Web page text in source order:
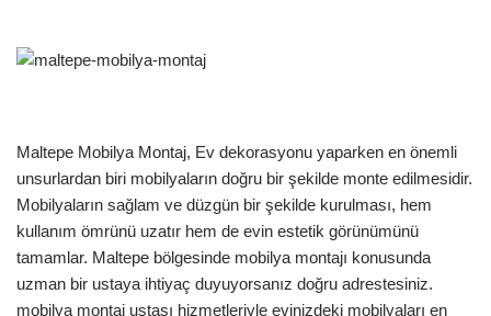
Maltepe Mobilya Montaj, Ev dekorasyonu yaparken en önemli
unsurlardan biri mobilyaların doğru bir şekilde monte edilmesidir.
Mobilyaların sağlam ve düzgün bir şekilde kurulması, hem
kullanım ömrünü uzatır hem de evin estetik görünümünü
tamamlar. Maltepe bölgesinde mobilya montajı konusunda
uzman bir ustaya ihtiyaç duyuyorsanız doğru adrestesiniz.
mobilya montaj ustası hizmetleriyle evinizdeki mobilyaları en